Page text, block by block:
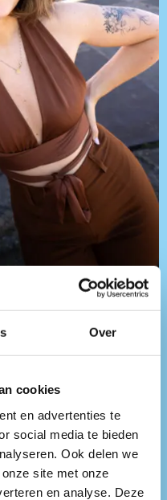
Over
cookies
en advertenties te
social media te bieden
Ook delen we
site met onze
en analyse. Deze
producer en
roots
jeugd vol zang